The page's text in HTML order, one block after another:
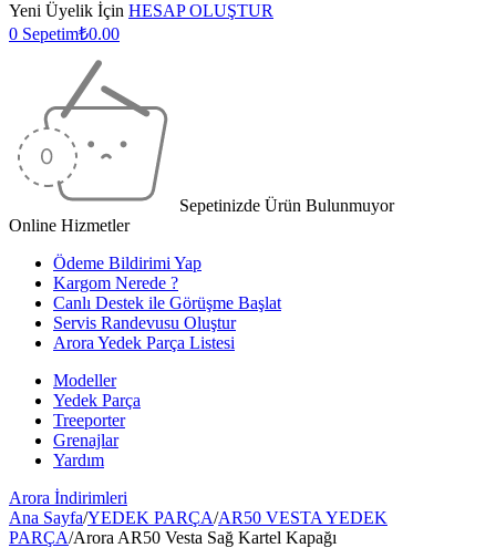
Yeni Üyelik İçin HESAP OLUŞTUR
0 Sepetim₺0.00
Sepetinizde Ürün Bulunmuyor
Online Hizmetler
Ödeme Bildirimi Yap
Kargom Nerede ?
Canlı Destek ile Görüşme Başlat
Servis Randevusu Oluştur
Arora Yedek Parça Listesi
Modeller
Yedek Parça
Treeporter
Grenajlar
Yardım
Arora İndirimleri
Ana Sayfa/YEDEK PARÇA/AR50 VESTA YEDEK
PARÇA/Arora AR50 Vesta Sağ Kartel Kapağı